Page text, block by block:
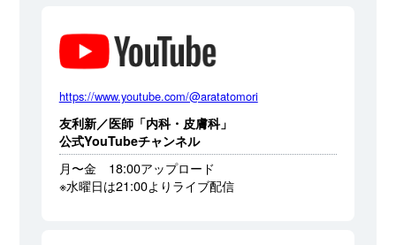
https://www.youtube.com/@aratatomori
友利新／医師「内科・皮膚科」
公式YouTubeチャンネル
月〜金 18:00アップロード
※水曜日は21:00よりライブ配信